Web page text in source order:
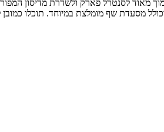
מאוד לסנטרל פארק ולשדרת מדיסון
מסעדת שף מומלצת במיוחד. תוכלו